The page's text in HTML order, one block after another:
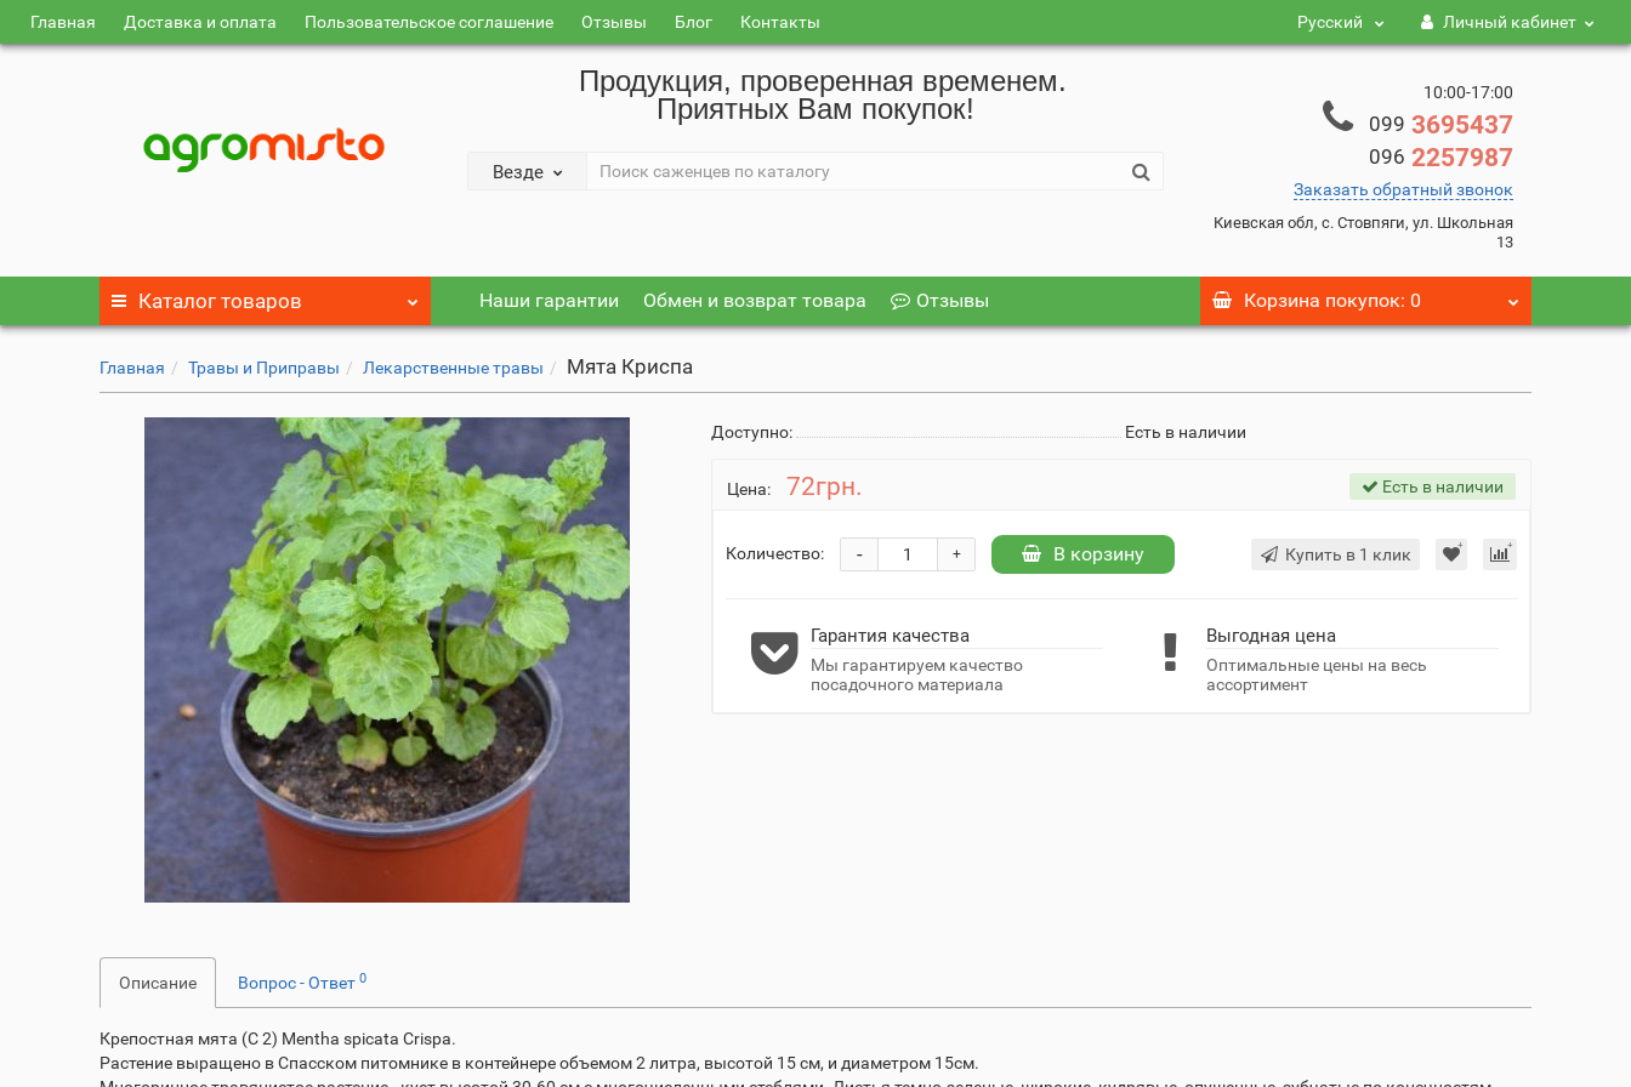
Главная Доставка и оплата Пользовательское соглашение Отзывы Блог Контакты Русский Личный кабинет
Продукция, проверенная временем.
Приятных Вам покупок!
Везде
10:00-17:00
099 3695437
096 2257987
Заказать обратный звонок
Киевская обл, с. Стовпяги, ул. Школьная
13
Каталог товаров Наши гарантии Обмен и возврат товара Отзывы Корзина покупок: 0
Главная Травы и Приправы Лекарственные травы Мята Криспа
Доступно: Есть в наличии
Цена: 72грн. Есть в наличии
Количество: +
- В корзину Купить в 1 клик
Гарантия качества
Мы гарантируем качество
посадочного материала
Выгодная цена
Оптимальные цены на весь
ассортимент
Описание Вопрос - Ответ0
Крепостная мята (С 2) Mentha spicata Crispa.
Растение выращено в Спасском питомнике в контейнере объемом 2 литра, высотой 15 см, и диаметром 15см.